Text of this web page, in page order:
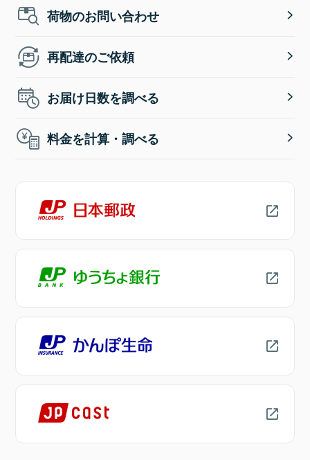
荷物のお問い合わせ
再配達のご依頼
お届け日数を調べる
料金を計算・調べる